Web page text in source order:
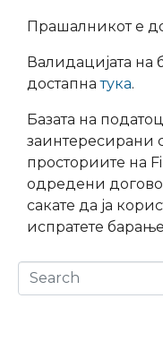
Прашалникот е
Валидацијата на
достапнатука.
Базата на
заинтересирани
просториите на
одредени
сакате да ја
испратете